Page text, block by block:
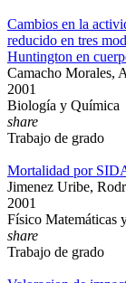
Cambios en la
reducido en tres
Huntington en
Camacho Morales,
2001
Biología y Química
share
Trabajo de grado
Mortalidad por
Jimenez Uribe,
2001
Físico Matemáticas
share
Trabajo de grado